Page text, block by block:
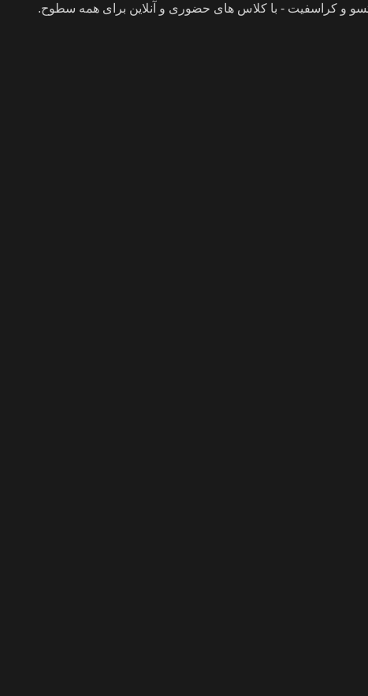
و کراسفیت - با کلاس های حضوری و آنلاین برای همه سطوح.